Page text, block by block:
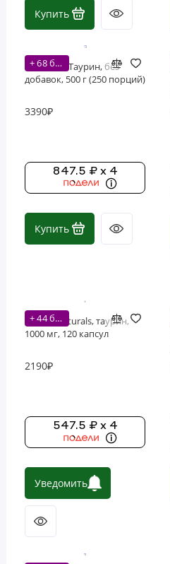
Фосфолипиды
Витамины
Купить
+ 68 бонусов
Nutricost, Таурин, без
добавок, 500 г (250 порций)
3390₽
847.5 ₽ x 4
Купить
+ 44 бонусов
Source Naturals, таурин,
1000 мг, 120 капсул
2190₽
547.5 ₽ x 4
Уведомить